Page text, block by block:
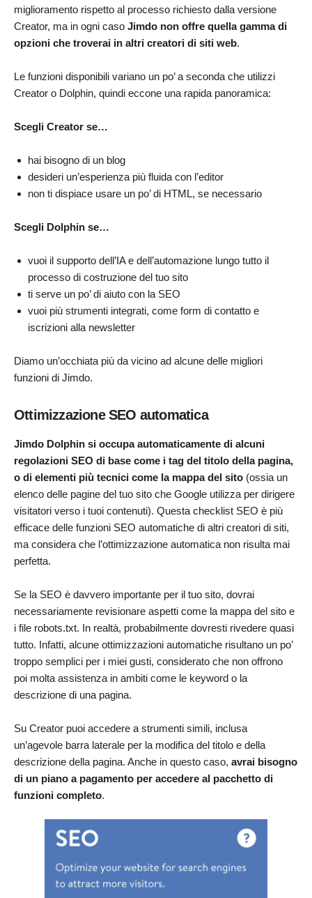
miglioramento rispetto al processo richiesto dalla versione
Creator, ma in ogni caso Jimdo non offre quella gamma di
opzioni che troverai in altri creatori di siti web.
Le funzioni disponibili variano un po’ a seconda che utilizzi
Creator o Dolphin, quindi eccone una rapida panoramica:
Scegli Creator se…
hai bisogno di un blog
desideri un’esperienza più fluida con l’editor
non ti dispiace usare un po’ di HTML, se necessario
Scegli Dolphin se…
vuoi il supporto dell’IA e dell’automazione lungo tutto il
processo di costruzione del tuo sito
ti serve un po’ di aiuto con la SEO
vuoi più strumenti integrati, come form di contatto e
iscrizioni alla newsletter
Diamo un’occhiata più da vicino ad alcune delle migliori
funzioni di Jimdo.
Ottimizzazione SEO automatica
Jimdo Dolphin si occupa automaticamente di alcuni
regolazioni SEO di base come i tag del titolo della pagina,
o di elementi più tecnici come la mappa del sito (ossia un
elenco delle pagine del tuo sito che Google utilizza per dirigere
visitatori verso i tuoi contenuti). Questa checklist SEO è più
efficace delle funzioni SEO automatiche di altri creatori di siti,
ma considera che l’ottimizzazione automatica non risulta mai
perfetta.
Se la SEO è davvero importante per il tuo sito, dovrai
necessariamente revisionare aspetti come la mappa del sito e
i file robots.txt. In realtà, probabilmente dovresti rivedere quasi
tutto. Infatti, alcune ottimizzazioni automatiche risultano un po’
troppo semplici per i miei gusti, considerato che non offrono
poi molta assistenza in ambiti come le keyword o la
descrizione di una pagina.
Su Creator puoi accedere a strumenti simili, inclusa
un’agevole barra laterale per la modifica del titolo e della
descrizione della pagina. Anche in questo caso, avrai bisogno
di un piano a pagamento per accedere al pacchetto di
funzioni completo.